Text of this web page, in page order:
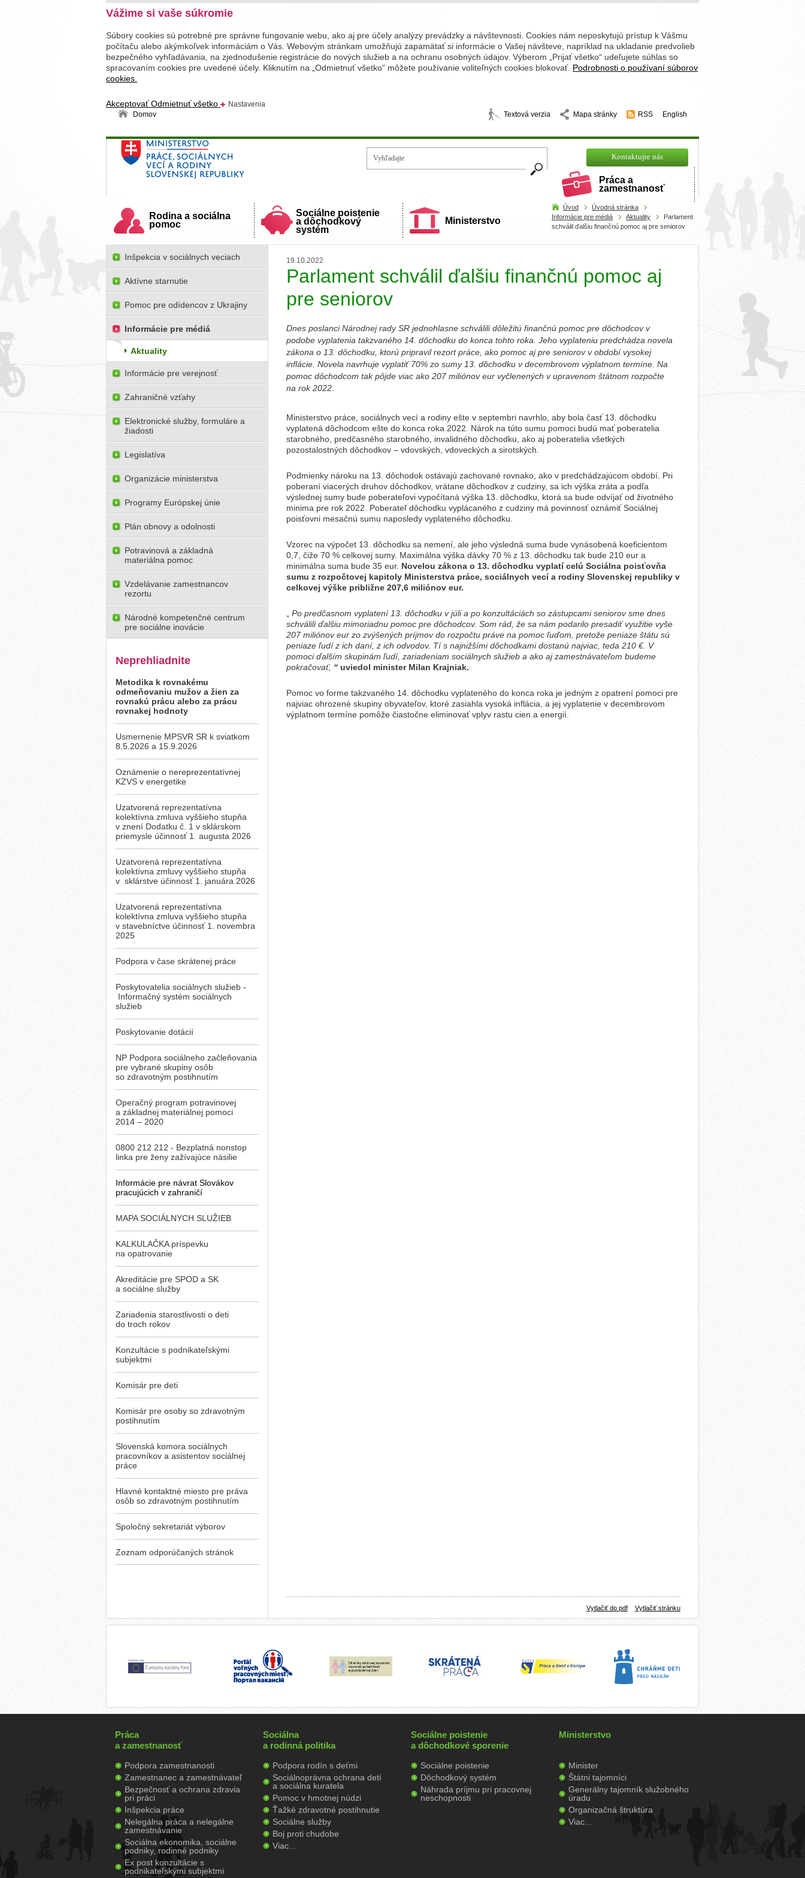
Vážime si vaše súkromie
Súbory cookies sú potrebné pre správne fungovanie webu, ako aj pre účely analýzy prevádzky a návštevnosti. Cookies nám neposkytujú prístup k Vášmu
počítaču alebo akýmkoľvek informáciám o Vás. Webovým stránkam umožňujú zapamätať si informácie o Vašej návšteve, napríklad na ukladanie predvolieb
bezpečného vyhľadávania, na zjednodušenie registrácie do nových služieb a na ochranu osobných údajov. Výberom „Prijať všetko“ udeľujete súhlas so
spracovaním cookies pre uvedené účely. Kliknutím na „Odmietnuť všetko“ môžete používanie voliteľných cookies blokovať. Podrobnosti o používaní súborov
cookies.
AkceptovaťOdmietnuť všetko
Nastavenia
Domov
Textová verzia Mapa stránky RSS English
Ministerstvo práce, sociálnych vecí a rodiny
Slovenskej republiky
Kontaktujte nás
Práca a
zamestnanosť
Rodina a sociálna
pomoc
Sociálne poistenie
a dôchodkový
systém
Ministerstvo
Úvod
Úvodná stránka
Informácie pre médiá
Aktuality
Parlament
schválil ďalšiu finančnú pomoc aj pre seniorov
19.10.2022
Parlament schválil ďalšiu finančnú pomoc aj
pre seniorov
Dnes poslanci Národnej rady SR jednohlasne schválili dôležitú finančnú pomoc pre dôchodcov v
podobe vyplatenia takzvaného 14. dôchodku do konca tohto roka. Jeho vyplateniu predchádza novela
zákona o 13. dôchodku, ktorú pripravil rezort práce, ako pomoc aj pre seniorov v období vysokej
inflácie. Novela navrhuje vyplatiť 70% zo sumy 13. dôchodku v decembrovom výplatnom termíne. Na
pomoc dôchodcom tak pôjde viac ako 207 miliónov eur vyčlenených v upravenom štátnom rozpočte
na rok 2022.
Ministerstvo práce, sociálnych vecí a rodiny ešte v septembri navrhlo, aby bola časť 13. dôchodku
vyplatená dôchodcom ešte do konca roka 2022. Nárok na túto sumu pomoci budú mať poberatelia
starobného, predčasného starobného, invalidného dôchodku, ako aj poberatelia všetkých
pozostalostných dôchodkov – vdovských, vdoveckých a sirotských.
Podmienky nároku na 13. dôchodok ostávajú zachované rovnako, ako v predchádzajúcom období. Pri
poberaní viacerých druhov dôchodkov, vrátane dôchodkov z cudziny, sa ich výška zráta a podľa
výslednej sumy bude poberateľovi vypočítaná výška 13. dôchodku, ktorá sa bude odvíjať od životného
minima pre rok 2022. Poberateľ dôchodku vyplácaného z cudziny má povinnosť oznámiť Sociálnej
poisťovni mesačnú sumu naposledy vyplateného dôchodku.
Vzorec na výpočet 13. dôchodku sa nemení, ale jeho výsledná suma bude vynásobená koeficientom
0,7, čiže 70 % celkovej sumy. Maximálna výška dávky 70 % z 13. dôchodku tak bude 210 eur a
minimálna suma bude 35 eur. Novelou zákona o 13. dôchodku vyplatí celú Sociálna poisťovňa
sumu z rozpočtovej kapitoly Ministerstva práce, sociálnych vecí a rodiny Slovenskej republiky v
celkovej výške približne 207,6 miliónov eur.
Po predčasnom vyplatení 13. dôchodku v júli a po konzultáciách so zástupcami seniorov sme dnes
schválili ďalšiu mimoriadnu pomoc pre dôchodcov. Som rád, že sa nám podarilo presadiť využitie vyše
207 miliónov eur zo zvýšených príjmov do rozpočtu práve na pomoc ľuďom, pretože peniaze štátu sú
peniaze ľudí z ich daní, z ich odvodov. Tí s najnižšími dôchodkami dostanú najviac, teda 210 €. V
pomoci ďalším skupinám ľudí, zariadeniam sociálnych služieb a ako aj zamestnávateľom budeme
pokračovať, “ uviedol minister Milan Krajniak.
Pomoc vo forme takzvaného 14. dôchodku vyplateného do konca roka je jedným z opatrení pomoci pre
najviac ohrozené skupiny obyvateľov, ktoré zasiahla vysoká inflácia, a jej vyplatenie v decembrovom
výplatnom termíne pomôže čiastočne eliminovať vplyv rastu cien a energií.
Inšpekcia v sociálnych veciach
Aktívne starnutie
Pomoc pre odídencov z Ukrajiny
Informácie pre médiá
Aktuality
Informácie pre verejnosť
Zahraničné vzťahy
Elektronické služby, formuláre a
žiadosti
Legislatíva
Organizácie ministerstva
Programy Európskej únie
Plán obnovy a odolnosti
Potravinová a základná
materiálna pomoc
Vzdelávanie zamestnancov
rezortu
Národné kompetenčné centrum
pre sociálne inovácie
Neprehliadnite
Metodika k rovnakému
odmeňovaniu mužov a žien za
rovnakú prácu alebo za prácu
rovnakej hodnoty
Usmernenie MPSVR SR k sviatkom
8.5.2026 a 15.9.2026
Oznámenie o nereprezentatívnej
KZVS v energetike
Uzatvorená reprezentatívna
kolektívna zmluva vyššieho stupňa
v znení Dodatku č. 1 v sklárskom
priemysle účinnosť 1. augusta 2026
Uzatvorená reprezentatívna
kolektívna zmluvy vyššieho stupňa
v sklárstve účinnosť 1. januára 2026
Uzatvorená reprezentatívna
kolektívna zmluva vyššieho stupňa
v stavebníctve účinnosť 1. novembra
2025
Podpora v čase skrátenej práce
Poskytovatelia sociálnych služieb -
Informačný systém sociálnych
služieb
Poskytovanie dotácií
NP Podpora sociálneho začleňovania
pre vybrané skupiny osôb
so zdravotným postihnutím
Operačný program potravinovej
a základnej materiálnej pomoci
2014 – 2020
0800 212 212 - Bezplatná nonstop
linka pre ženy zažívajúce násilie
Informácie pre návrat Slovákov
pracujúcich v zahraničí
MAPA SOCIÁLNYCH SLUŽIEB
KALKULAČKA príspevku
na opatrovanie
Akreditácie pre SPOD a SK
a sociálne služby
Zariadenia starostlivosti o deti
do troch rokov
Konzultácie s podnikateľskými
subjektmi
Komisár pre deti
Komisár pre osoby so zdravotným
postihnutím
Slovenská komora sociálnych
pracovníkov a asistentov sociálnej
práce
Hlavné kontaktné miesto pre práva
osôb so zdravotným postihnutím
Spoločný sekretariát výborov
Zoznam odporúčaných stránok
Vytlačiť do pdf Vytlačiť stránku
Práca
a zamestnanosť
Podpora zamestnanosti
Zamestnanec a zamestnávateľ
Bezpečnosť a ochrana zdravia
pri práci
Inšpekcia práce
Nelegálna práca a nelegálne
zamestnávanie
Sociálna ekonomika, sociálne
podniky, rodinné podniky
Ex post konzultácie s
podnikateľskými subjektmi
Sociálna
a rodinná politika
Podpora rodín s deťmi
Sociálnoprávna ochrana detí
a sociálna kuratela
Pomoc v hmotnej núdzi
Ťažké zdravotné postihnutie
Sociálne služby
Boj proti chudobe
Viac...
Sociálne poistenie
a dôchodkové sporenie
Sociálne poistenie
Dôchodkový systém
Náhrada príjmu pri pracovnej
neschopnosti
Ministerstvo
Minister
Štátni tajomníci
Generálny tajomník služobného
úradu
Organizačná štruktúra
Viac...